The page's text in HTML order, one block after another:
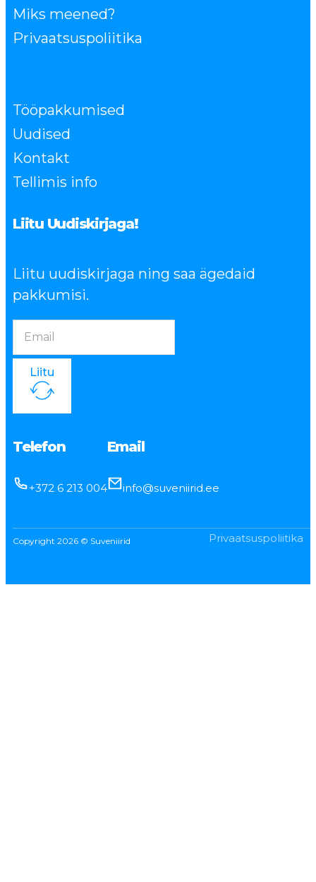
Miks meened?
Privaatsuspoliitika
Tööpakkumised
Uudised
Kontakt
Tellimis info
Liitu Uudiskirjaga!
Liitu uudiskirjaga ning saa ägedaid
pakkumisi.
Liitu
Telefon
+372 6 213 004
Email
info@suveniirid.ee
Copyright 2026 © Suveniirid Privaatsuspoliitika